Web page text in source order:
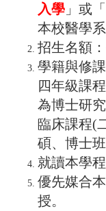
入學 」或「
本校醫學
招生名額
學籍與修
四年級課
為博士研
臨床課程(
碩、博士
就讀本學程
優先媒合
授。